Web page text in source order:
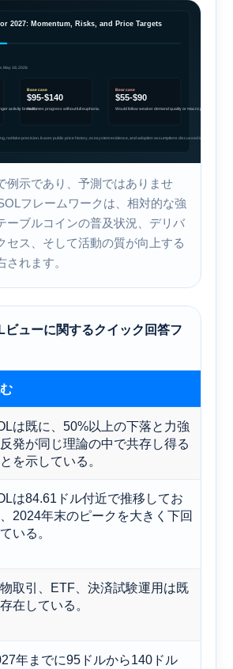
例示であり、予測ではありませ
フレームワークは、相対的な強
ーブルコインの普及状況、デリバ
セス、そして活動の質が向上する
されます。
ビューに関するクイック回答フ
は既に、50%以上の下落と力強
発が同じ理論の中で共存し得る
を示している。
は84.61ドル付近で推移してお
2024年末のピークを大きく下回
いる。
取引、ETF、決済試験運用は既
在している。
年までに95ドルから140ドル